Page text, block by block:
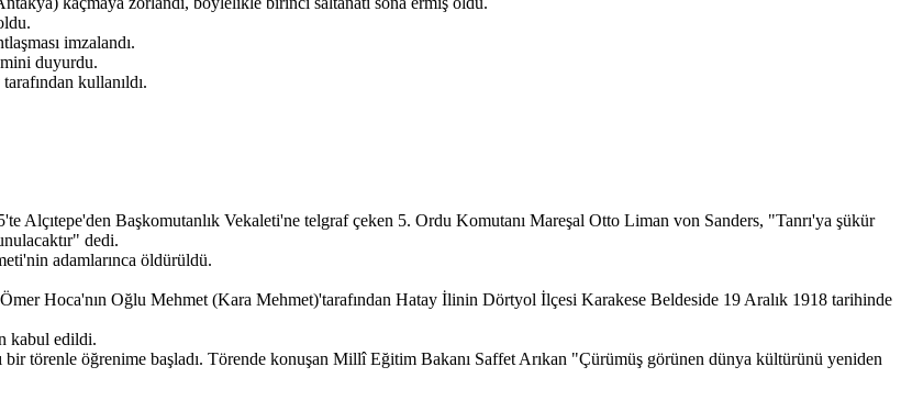
imzalandı.
duyurdu.
kullanıldı.
Alçıtepe'den Başkomutanlık Vekaleti'ne telgraf çeken 5. Ordu Komutanı Mareşal Otto Liman von Sanders, "Tanrı'ya şükür
dedi.
adamlarınca öldürüldü.
Hoca'nın Oğlu Mehmet (Kara Mehmet)'tarafından Hatay İlinin Dörtyol İlçesi Karakese Beldeside 19 Aralık 1918 tarihinde
kabul edildi.
törenle öğrenime başladı. Törende konuşan Millî Eğitim Bakanı Saffet Arıkan "Çürümüş görünen dünya kültürünü yeniden